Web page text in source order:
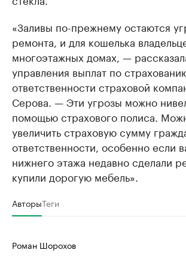
«Заливы по-прежнему остаются
ремонта, и для кошелька
многоэтажных домах, —
управления выплат по
ответственности страховой
Серова. — Эти угрозы можно
помощью страхового полиса.
увеличить страховую сумму
ответственности, особенно если
нижнего этажа недавно сделали
купили дорогую мебель».
АвторыТеги
Роман Шорохов